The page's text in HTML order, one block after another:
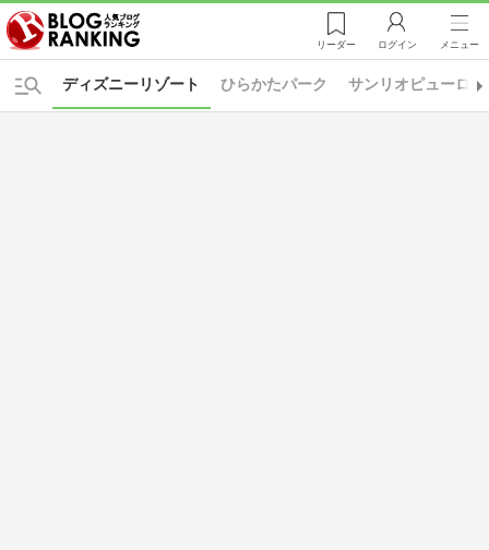
リーダー ログイン メニュー
ひらかたパーク サンリオピューロラ
ディズニーリゾート